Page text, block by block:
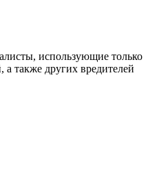
использующие только
также других вредителей